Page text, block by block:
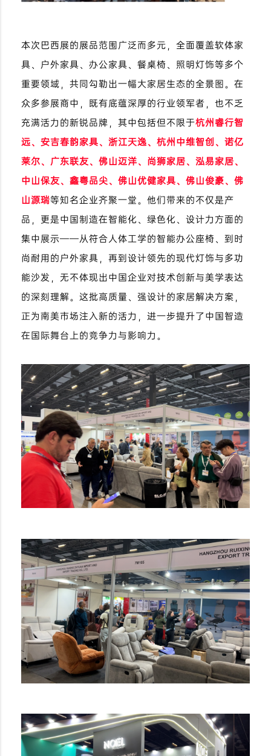
本次巴西展的展品范围广泛而多元，全面覆盖软体家
具、户外家具、办公家具、餐桌椅、照明灯饰等多个
重要领域，共同勾勒出一幅大家居生态的全景图。在
众多参展商中，既有底蕴深厚的行业领军者，也不乏
充满活力的新锐品牌，其中包括但不限于杭州睿行智
远、安吉春韵家具、浙江天逸、杭州中维智创、诺亿
莱尔、广东联友、佛山迈洋、尚狮家居、泓易家居、
中山保友、鑫粤品尖、佛山优健家具、佛山俊豪、佛
山源瑞等知名企业齐聚一堂。他们带来的不仅是产
品，更是中国制造在智能化、绿色化、设计力方面的
集中展示——从符合人体工学的智能办公座椅、到时
尚耐用的户外家具，再到设计领先的现代灯饰与多功
能沙发，无不体现出中国企业对技术创新与美学表达
的深刻理解。这批高质量、强设计的家居解决方案，
正为南美市场注入新的活力，进一步提升了中国智造
在国际舞台上的竞争力与影响力。